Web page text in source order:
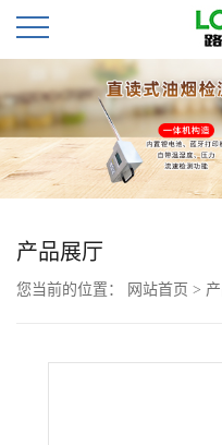
公
司
首
页
公
产品展厅
您当前的位置： 网站首页 >